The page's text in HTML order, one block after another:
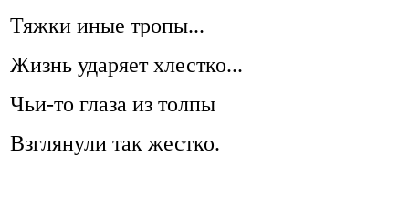
Тяжки иные тропы...
Жизнь ударяет хлестко...
Чьи-то глаза из толпы
Взглянули так жестко.